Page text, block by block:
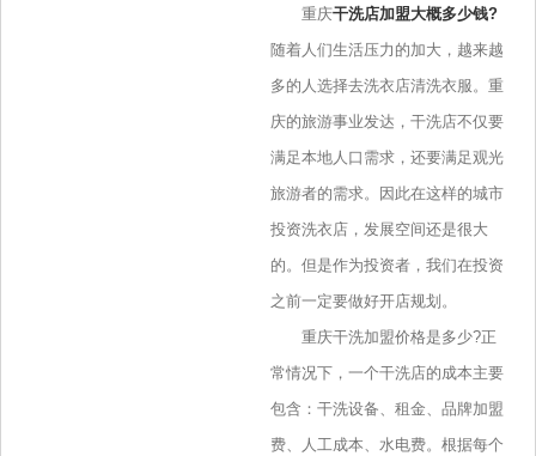
重庆干洗店加盟大概多少钱?
随着人们生活压力的加大，越来越
多的人选择去洗衣店清洗衣服。重
庆的旅游事业发达，干洗店不仅要
满足本地人口需求，还要满足观光
旅游者的需求。因此在这样的城市
投资洗衣店，发展空间还是很大
的。但是作为投资者，我们在投资
之前一定要做好开店规划。
重庆干洗加盟价格是多少?正
常情况下，一个干洗店的成本主要
包含：干洗设备、租金、品牌加盟
费、人工成本、水电费。根据每个